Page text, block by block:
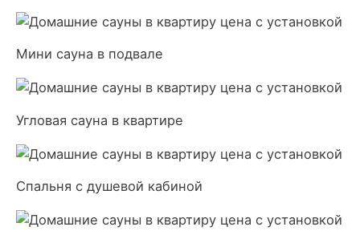
Мини сауна в подвале
Угловая сауна в квартире
Спальня с душевой кабиной